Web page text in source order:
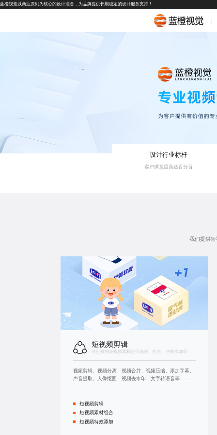
蓝橙视觉以商业原则为核心的设计理念，为品牌提供长期稳定的设计服务支持！
设计行业标杆
客户满意度高达百分百
我们提供
短视频剪辑
对已有的短视频素材进行选择、组合、特效添加等
视频剪辑、视频分离、视频合并、视频压缩、添加字幕、
声音提取、人像抠图、视频去水印、文字转语音等……
短视频剪辑
短视频素材组合
短视频特效添加